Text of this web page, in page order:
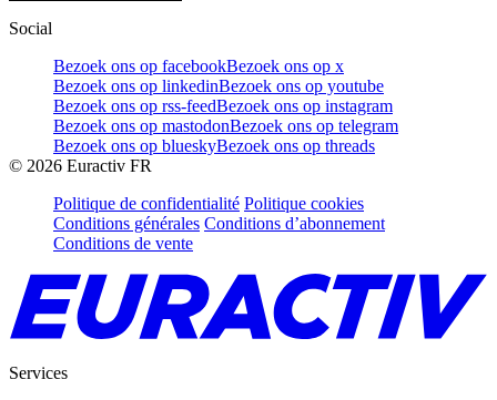
Social
Bezoek ons op facebookBezoek ons op x
Bezoek ons op linkedinBezoek ons op youtube
Bezoek ons op rss-feedBezoek ons op instagram
Bezoek ons op mastodonBezoek ons op telegram
Bezoek ons op blueskyBezoek ons op threads
© 2026 Euractiv FR
Politique de confidentialité Politique cookies
Conditions générales Conditions d’abonnement
Conditions de vente
Services